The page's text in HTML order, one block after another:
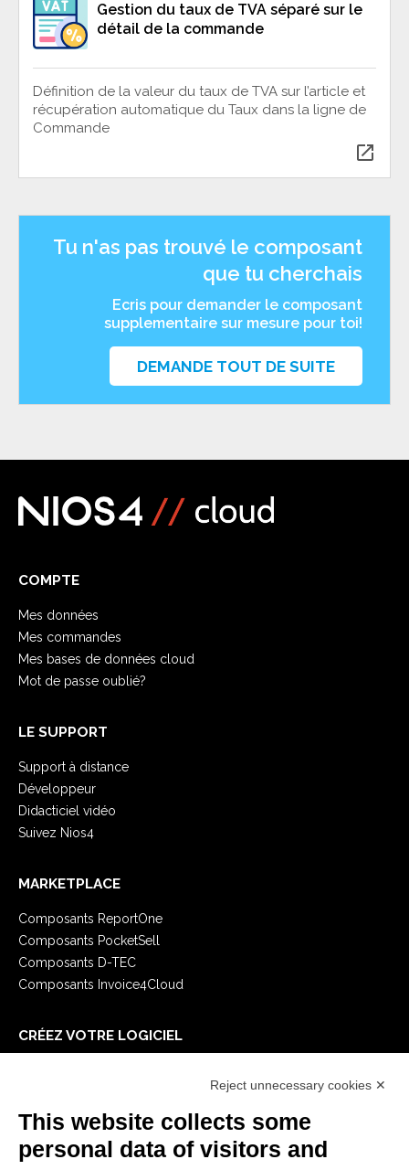
Gestion du taux de TVA séparé sur le
détail de la commande
Définition de la valeur du taux de TVA sur l’article et
récupération automatique du Taux dans la ligne de
Commande
open_in_new
Tu n'as pas trouvé le composant
que tu cherchais
Ecris pour demander le composant
supplementaire sur mesure pour toi!
DEMANDE TOUT DE SUITE
COMPTE
Mes données
Mes commandes
Mes bases de données cloud
Mot de passe oublié?
LE SUPPORT
Support à distance
Développeur
Didacticiel vidéo
Suivez Nios4
MARKETPLACE
Composants ReportOne
Composants PocketSell
Composants D-TEC
Composants Invoice4Cloud
CRÉEZ VOTRE LOGICIEL
E-Book
Reject unnecessary cookies ✕
This website collects some
personal data of visitors and